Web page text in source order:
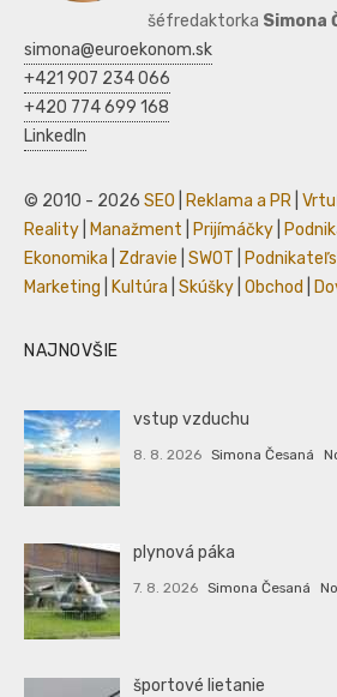
šéfredaktorka Simona
simona@euroekonom.sk
+421 907 234 066
+420 774 699 168
LinkedIn
© 2010 - 2026 SEO Reklama a PR
Reality
Manažment Prijímáčky
Ekonomika
Zdravie SWOT
Marketing
Kultúra Skúšky Obchod
NAJNOVŠIE
vstup vzduchu
8. 8. 2026 Simona Česaná
plynová páka
7. 8. 2026 Simona Česaná
športové lietanie